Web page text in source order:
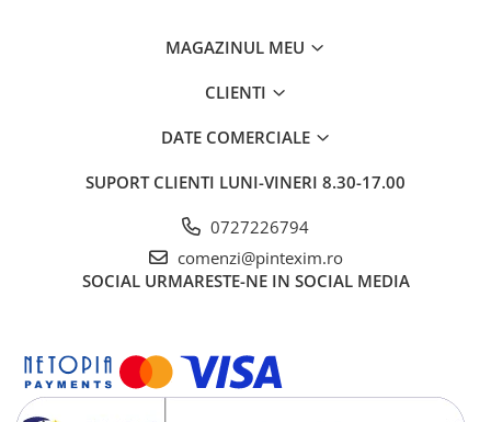
Creioane mecanice si rezerve
Markere whiteboard
Markere vopsea / creta lichida
Markere speciale pentru desen
Pixuri si rezerve
Stilouri
MAGAZINUL MEU
CLIENTI
DATE COMERCIALE
SUPORT CLIENTI LUNI-VINERI 8.30-17.00
0727226794
comenzi@pintexim.ro
SOCIAL URMARESTE-NE IN SOCIAL MEDIA